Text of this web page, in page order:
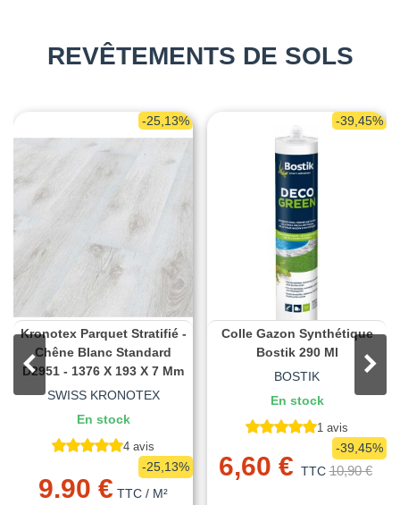
REVÊTEMENTS DE SOLS
-25,13%
Kronotex Parquet Stratifié -
Chêne Blanc Standard
D2951 - 1376 X 193 X 7 Mm
SWISS KRONOTEX
En stock
4 avis
9.90 € TTC / M²
-25,13%
-39,45%
Colle Gazon Synthétique
Bostik 290 Ml
BOSTIK
En stock
1 avis
6,60 € TTC 10,90 €
-39,45%